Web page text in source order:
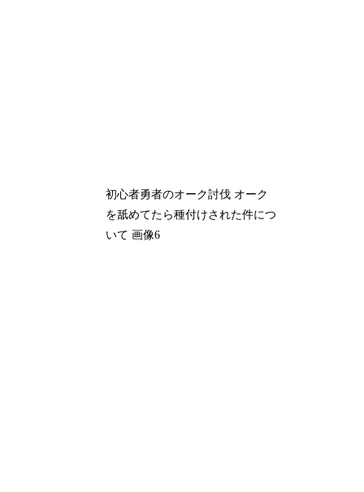
初心者勇者のオーク討伐 オーク
を舐めてたら種付けされた件につ
いて 画像6